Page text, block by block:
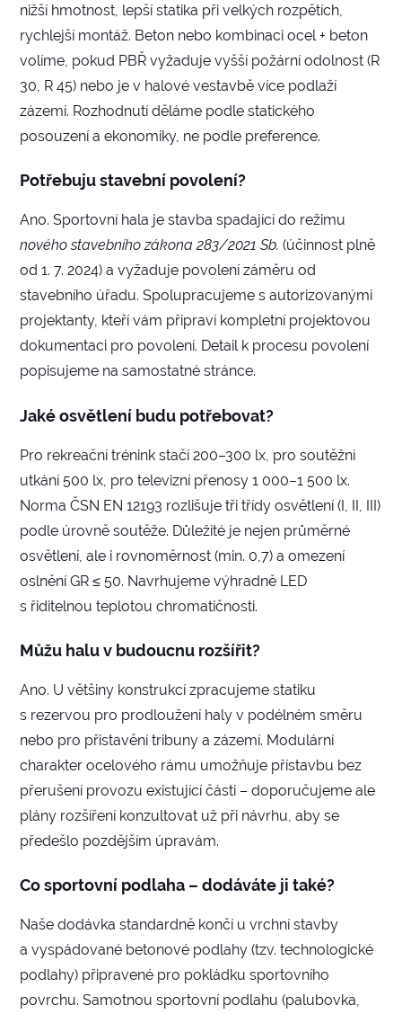
nižší hmotnost, lepší statika při velkých rozpětích,
rychlejší montáž. Beton nebo kombinaci ocel + beton
volíme, pokud PBŘ vyžaduje vyšší požární odolnost (R
30, R 45) nebo je v halové vestavbě více podlaží
zázemí. Rozhodnutí děláme podle statického
posouzení a ekonomiky, ne podle preference.
Potřebuju stavební povolení?
Ano. Sportovní hala je stavba spadající do režimu
nového stavebního zákona 283/2021 Sb. (účinnost plně
od 1. 7. 2024) a vyžaduje povolení záměru od
stavebního úřadu. Spolupracujeme s autorizovanými
projektanty, kteří vám připraví kompletní projektovou
dokumentaci pro povolení. Detail k procesu povolení
popisujeme na samostatné stránce.
Jaké osvětlení budu potřebovat?
Pro rekreační trénink stačí 200–300 lx, pro soutěžní
utkání 500 lx, pro televizní přenosy 1 000–1 500 lx.
Norma ČSN EN 12193 rozlišuje tři třídy osvětlení (I, II, III)
podle úrovně soutěže. Důležité je nejen průměrné
osvětlení, ale i rovnoměrnost (min. 0,7) a omezení
oslnění GR ≤ 50. Navrhujeme výhradně LED
s řiditelnou teplotou chromatičnosti.
Můžu halu v budoucnu rozšířit?
Ano. U většiny konstrukcí zpracujeme statiku
s rezervou pro prodloužení haly v podélném směru
nebo pro přistavění tribuny a zázemí. Modulární
charakter ocelového rámu umožňuje přístavbu bez
přerušení provozu existující části – doporučujeme ale
plány rozšíření konzultovat už při návrhu, aby se
předešlo pozdějším úpravám.
Co sportovní podlaha – dodáváte ji také?
Naše dodávka standardně končí u vrchní stavby
a vyspádované betonové podlahy (tzv. technologické
podlahy) připravené pro pokládku sportovního
povrchu. Samotnou sportovní podlahu (palubovka,